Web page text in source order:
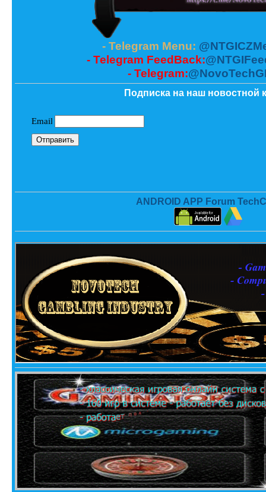
- Telegram Menu:
- Telegram FeedBack:
- Telegram:
Подписка на наш новостной
ANDROID APP Forum